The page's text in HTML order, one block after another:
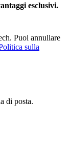
esclusivi.
Puoi annullare
sulla
di posta.